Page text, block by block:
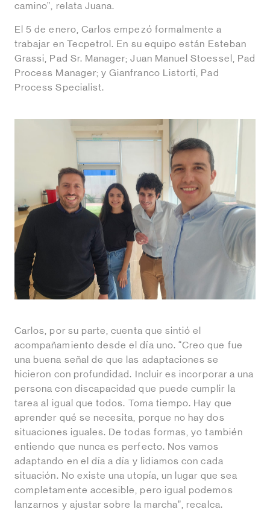
camino”, relata Juana.
El 5 de enero, Carlos empezó formalmente a
trabajar en Tecpetrol. En su equipo están Esteban
Grassi, Pad Sr. Manager; Juan Manuel Stoessel, Pad
Process Manager; y Gianfranco Listorti, Pad
Process Specialist.
Carlos, por su parte, cuenta que sintió el
acompañamiento desde el día uno. “Creo que fue
una buena señal de que las adaptaciones se
hicieron con profundidad. Incluir es incorporar a una
persona con discapacidad que puede cumplir la
tarea al igual que todos. Toma tiempo. Hay que
aprender qué se necesita, porque no hay dos
situaciones iguales. De todas formas, yo también
entiendo que nunca es perfecto. Nos vamos
adaptando en el día a día y lidiamos con cada
situación. No existe una utopía, un lugar que sea
completamente accesible, pero igual podemos
lanzarnos y ajustar sobre la marcha”, recalca.